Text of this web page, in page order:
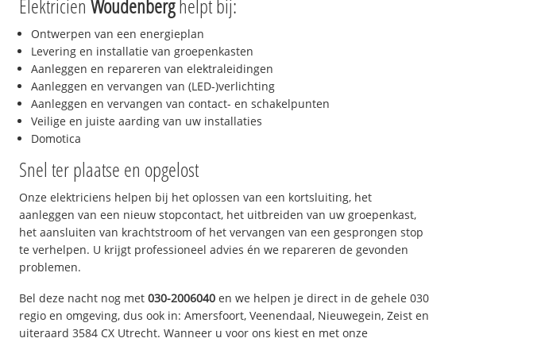
Elektricien Woudenberghelpt bij:
Ontwerpen van een energieplan
Levering en installatie van groepenkasten
Aanleggen en repareren van elektraleidingen
Aanleggen en vervangen van (LED-)verlichting
Aanleggen en vervangen van contact- en schakelpunten
Veilige en juiste aarding van uw installaties
Domotica
Snel ter plaatse en opgelost
Onze elektriciens helpen bij het oplossen van een kortsluiting, het
aanleggen van een nieuw stopcontact, het uitbreiden van uw groepenkast,
het aansluiten van krachtstroom of het vervangen van een gesprongen stop
te verhelpen. U krijgt professioneel advies én we repareren de gevonden
problemen.
Bel deze nacht nog met 030-2006040 en we helpen je direct in de gehele 030
regio en omgeving, dus ook in: Amersfoort, Veenendaal, Nieuwegein, Zeist en
uiteraard 3584 CX Utrecht. Wanneer u voor ons kiest en met onze